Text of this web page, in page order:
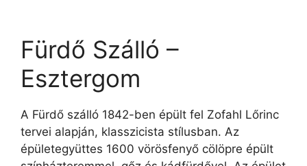
Fürdő Szálló –
Esztergom
A Fürdő szálló 1842-ben épült fel Zofahl Lőrinc
tervei alapján, klasszicista stílusban. Az
épületegyüttes 1600 vörösfenyő cölöpre épült